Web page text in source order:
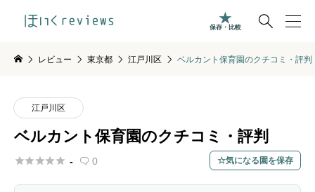

保存・比較
レビュー 東京都 江戸川区 ベルカント保育園のクチコミ・評判
江戸川区
ベルカント保育園のクチコミ・評判
 -  0 気になる園を保存